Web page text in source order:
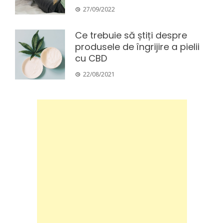
27/09/2022
Ce trebuie să știți despre
produsele de îngrijire a pielii
cu CBD
22/08/2021